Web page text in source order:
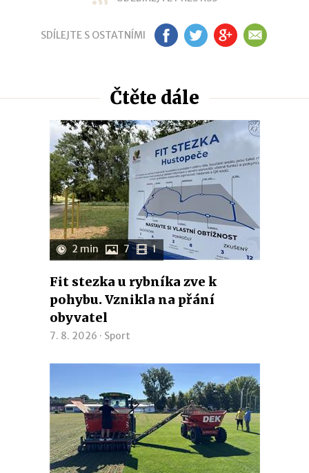
SDÍLEJTE S OSTATNÍMI FB TW GP EM
Čtěte dále
2 min 7 1
Fit stezka u rybníka zve k
pohybu. Vznikla na přání
obyvatel
7. 8. 2026 · Sport